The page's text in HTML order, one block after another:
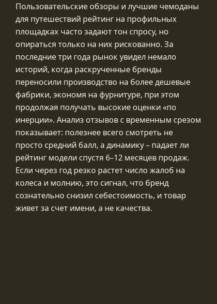
Пользовательские обзоры и лучшие чемоданы
для путешествий рейтинг на профильных
площадках часто задают тон спросу, но
опираться только на них рискованно. За
последние три года рынок увидел немало
историй, когда раскрученные бренды
переносили производство на более дешевые
фабрики, экономя на фурнитуре, при этом
продолжая получать высокие оценки «по
инерции». Анализ отзывов с временным срезом
показывает: полезнее всего смотреть не
просто средний балл, а динамику – падает ли
рейтинг модели спустя 6–12 месяцев продаж.
Если через год резко растет число жалоб на
колеса и молнию, это сигнал, что бренд
сознательно снизил себестоимость, и товар
живет за счет имени, а не качества.